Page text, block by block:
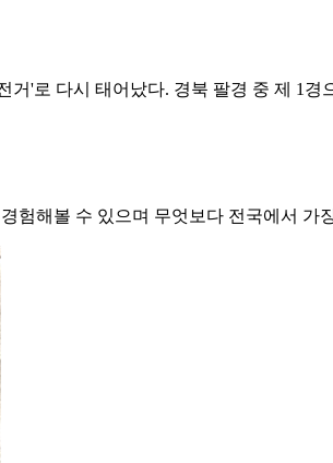
'로 다시 태어났다. 경북 팔경 중 제 1
험해볼 수 있으며 무엇보다 전국에서